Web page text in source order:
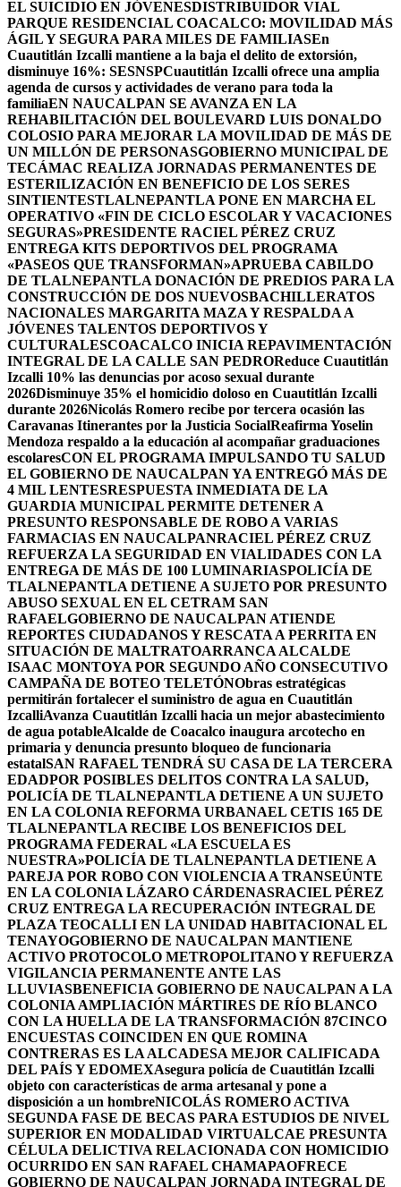
EL SUICIDIO EN JÓVENESDISTRIBUIDOR VIAL
PARQUE RESIDENCIAL COACALCO: MOVILIDAD MÁS
ÁGIL Y SEGURA PARA MILES DE FAMILIASEn
Cuautitlán Izcalli mantiene a la baja el delito de extorsión,
disminuye 16%: SESNSPCuautitlán Izcalli ofrece una amplia
agenda de cursos y actividades de verano para toda la
familiaEN NAUCALPAN SE AVANZA EN LA
REHABILITACIÓN DEL BOULEVARD LUIS DONALDO
COLOSIO PARA MEJORAR LA MOVILIDAD DE MÁS DE
UN MILLÓN DE PERSONASGOBIERNO MUNICIPAL DE
TECÁMAC REALIZA JORNADAS PERMANENTES DE
ESTERILIZACIÓN EN BENEFICIO DE LOS SERES
SINTIENTESTLALNEPANTLA PONE EN MARCHA EL
OPERATIVO «FIN DE CICLO ESCOLAR Y VACACIONES
SEGURAS»PRESIDENTE RACIEL PÉREZ CRUZ
ENTREGA KITS DEPORTIVOS DEL PROGRAMA
«PASEOS QUE TRANSFORMAN»APRUEBA CABILDO
DE TLALNEPANTLA DONACIÓN DE PREDIOS PARA LA
CONSTRUCCIÓN DE DOS NUEVOSBACHILLERATOS
NACIONALES MARGARITA MAZA Y RESPALDA A
JÓVENES TALENTOS DEPORTIVOS Y
CULTURALESCOACALCO INICIA REPAVIMENTACIÓN
INTEGRAL DE LA CALLE SAN PEDROReduce Cuautitlán
Izcalli 10% las denuncias por acoso sexual durante
2026Disminuye 35% el homicidio doloso en Cuautitlán Izcalli
durante 2026Nicolás Romero recibe por tercera ocasión las
Caravanas Itinerantes por la Justicia SocialReafirma Yoselin
Mendoza respaldo a la educación al acompañar graduaciones
escolaresCON EL PROGRAMA IMPULSANDO TU SALUD
EL GOBIERNO DE NAUCALPAN YA ENTREGÓ MÁS DE
4 MIL LENTESRESPUESTA INMEDIATA DE LA
GUARDIA MUNICIPAL PERMITE DETENER A
PRESUNTO RESPONSABLE DE ROBO A VARIAS
FARMACIAS EN NAUCALPANRACIEL PÉREZ CRUZ
REFUERZA LA SEGURIDAD EN VIALIDADES CON LA
ENTREGA DE MÁS DE 100 LUMINARIASPOLICÍA DE
TLALNEPANTLA DETIENE A SUJETO POR PRESUNTO
ABUSO SEXUAL EN EL CETRAM SAN
RAFAELGOBIERNO DE NAUCALPAN ATIENDE
REPORTES CIUDADANOS Y RESCATA A PERRITA EN
SITUACIÓN DE MALTRATOARRANCA ALCALDE
ISAAC MONTOYA POR SEGUNDO AÑO CONSECUTIVO
CAMPAÑA DE BOTEO TELETÓNObras estratégicas
permitirán fortalecer el suministro de agua en Cuautitlán
IzcalliAvanza Cuautitlán Izcalli hacia un mejor abastecimiento
de agua potableAlcalde de Coacalco inaugura arcotecho en
primaria y denuncia presunto bloqueo de funcionaria
estatalSAN RAFAEL TENDRÁ SU CASA DE LA TERCERA
EDADPOR POSIBLES DELITOS CONTRA LA SALUD,
POLICÍA DE TLALNEPANTLA DETIENE A UN SUJETO
EN LA COLONIA REFORMA URBANAEL CETIS 165 DE
TLALNEPANTLA RECIBE LOS BENEFICIOS DEL
PROGRAMA FEDERAL «LA ESCUELA ES
NUESTRA»POLICÍA DE TLALNEPANTLA DETIENE A
PAREJA POR ROBO CON VIOLENCIA A TRANSEÚNTE
EN LA COLONIA LÁZARO CÁRDENASRACIEL PÉREZ
CRUZ ENTREGA LA RECUPERACIÓN INTEGRAL DE
PLAZA TEOCALLI EN LA UNIDAD HABITACIONAL EL
TENAYOGOBIERNO DE NAUCALPAN MANTIENE
ACTIVO PROTOCOLO METROPOLITANO Y REFUERZA
VIGILANCIA PERMANENTE ANTE LAS
LLUVIASBENEFICIA GOBIERNO DE NAUCALPAN A LA
COLONIA AMPLIACIÓN MÁRTIRES DE RÍO BLANCO
CON LA HUELLA DE LA TRANSFORMACIÓN 87CINCO
ENCUESTAS COINCIDEN EN QUE ROMINA
CONTRERAS ES LA ALCADESA MEJOR CALIFICADA
DEL PAÍS Y EDOMEXAsegura policía de Cuautitlán Izcalli
objeto con características de arma artesanal y pone a
disposición a un hombreNICOLÁS ROMERO ACTIVA
SEGUNDA FASE DE BECAS PARA ESTUDIOS DE NIVEL
SUPERIOR EN MODALIDAD VIRTUALCAE PRESUNTA
CÉLULA DELICTIVA RELACIONADA CON HOMICIDIO
OCURRIDO EN SAN RAFAEL CHAMAPAOFRECE
GOBIERNO DE NAUCALPAN JORNADA INTEGRAL DE